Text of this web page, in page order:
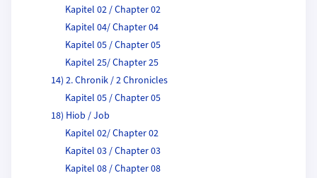
Kapitel 02 / Chapter 02
Kapitel 04/ Chapter 04
Kapitel 05 / Chapter 05
Kapitel 25/ Chapter 25
14) 2. Chronik / 2 Chronicles
Kapitel 05 / Chapter 05
18) Hiob / Job
Kapitel 02/ Chapter 02
Kapitel 03 / Chapter 03
Kapitel 08 / Chapter 08